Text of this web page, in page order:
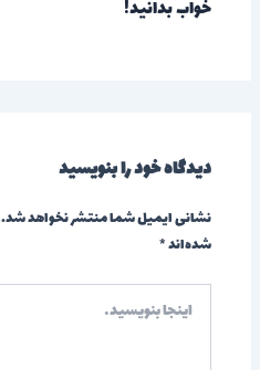
خواب بدانید!
دیدگاه‌ خود را بنویسید
نشانی ایمیل شما منتشر نخواهد شد.
شده‌اند*
بنویسید…